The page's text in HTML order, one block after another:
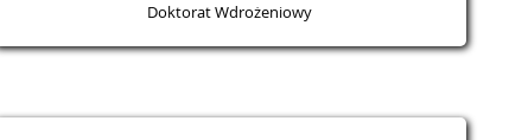
Doktorat Wdrożeniowy